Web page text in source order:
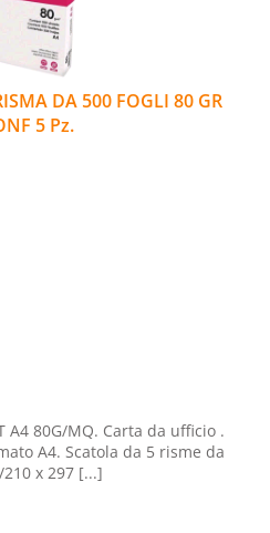
DA 500 FOGLI 80 GR
5 Pz.
A4 80G/MQ. Carta da ufficio .
A4. Scatola da 5 risme da
x 297 [...]